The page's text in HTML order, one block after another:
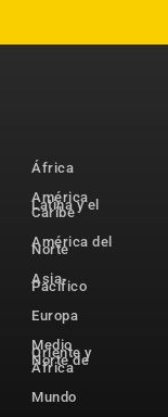
África
América
Latina y el
Caribe
América del
Norte
Asia-
Pacífico
Europa
Medio
Oriente y
Norte de
África
Mundo